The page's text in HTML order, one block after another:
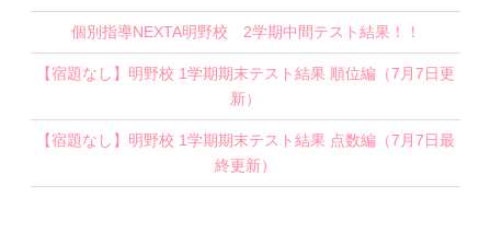
個別指導NEXTA明野校 2学期中間テスト結果！！
【宿題なし】明野校 1学期期末テスト結果 順位編（7月7日更
新）
【宿題なし】明野校 1学期期末テスト結果 点数編（7月7日最
終更新）